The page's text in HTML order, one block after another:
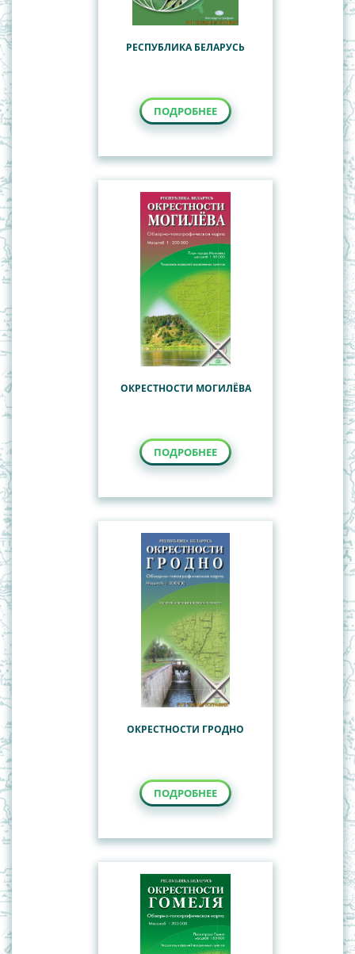
РЕСПУБЛИКА БЕЛАРУСЬ
ПОДРОБНЕЕ
ОКРЕСТНОСТИ МОГИЛЁВА
ПОДРОБНЕЕ
ОКРЕСТНОСТИ ГРОДНО
ПОДРОБНЕЕ